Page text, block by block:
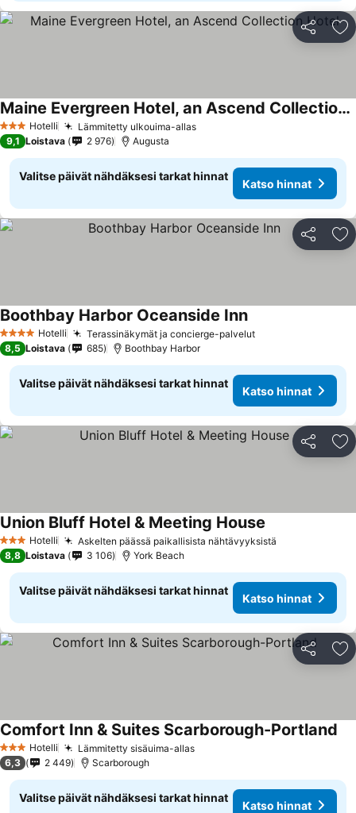
Jaa
3 Tähtiluokitus
Hotelli Lämmitetty ulkouima-allas
Maine Evergreen Hotel, an Ascend Collection Hotel
9,1 Loistava 2 976 Augusta
Valitse päivät nähdäksesi tarkat hinnat
Katso hinnat
Jaa
4 Tähtiluokitus
Hotelli Terassinäkymät ja concierge-palvelut
Boothbay Harbor Oceanside Inn
8,5 Loistava 685 Boothbay Harbor
Valitse päivät nähdäksesi tarkat hinnat
Katso hinnat
Jaa
3 Tähtiluokitus
Hotelli Askelten päässä paikallisista nähtävyyksistä
Union Bluff Hotel & Meeting House
8,8 Loistava 3 106 York Beach
Valitse päivät nähdäksesi tarkat hinnat
Katso hinnat
Jaa
3 Tähtiluokitus
Hotelli Lämmitetty sisäuima-allas
Comfort Inn & Suites Scarborough-Portland
6,3 2 449 Scarborough
Valitse päivät nähdäksesi tarkat hinnat
Katso hinnat